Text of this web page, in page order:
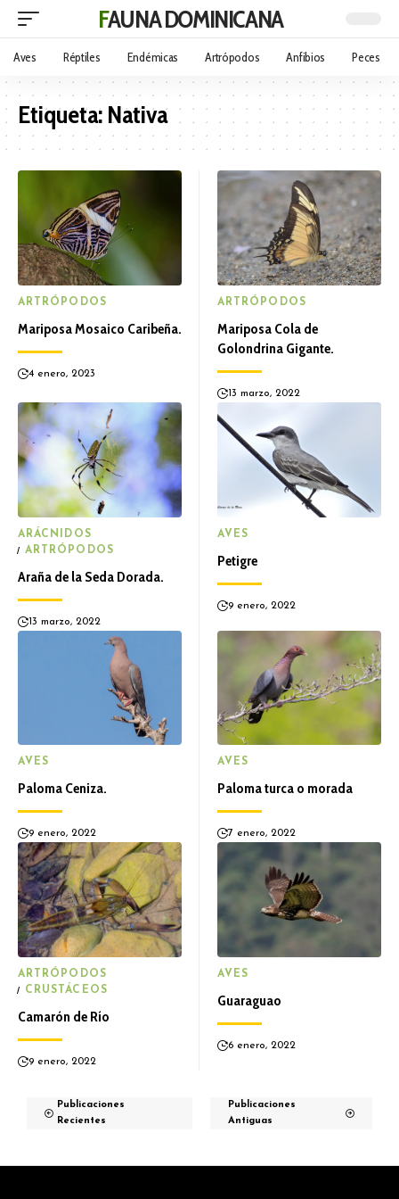
FAUNA DOMINICANA
Aves Réptiles Endémicas Artrópodos Anfibios Peces
Etiqueta: Nativa
ARTRÓPODOS
Mariposa Mosaico Caribeña.
4 enero, 2023
ARTRÓPODOS
Mariposa Cola de
Golondrina Gigante.
13 marzo, 2022
ARÁCNIDOS
ARTRÓPODOS
Araña de la Seda Dorada.
13 marzo, 2022
AVES
Petigre
9 enero, 2022
AVES
Paloma Ceniza.
9 enero, 2022
AVES
Paloma turca o morada
7 enero, 2022
ARTRÓPODOS
CRUSTÁCEOS
Camarón de Río
9 enero, 2022
AVES
Guaraguao
6 enero, 2022
Publicaciones
Recientes
Publicaciones
Antiguas